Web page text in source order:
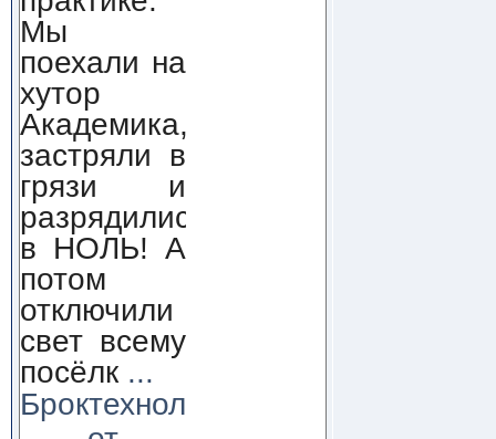
Мы
поехали на
хутор
Академика,
застряли в
грязи и
разрядились
в НОЛЬ! А
потом
отключили
свет всему
посёлк ...
Броктехнолоджи: